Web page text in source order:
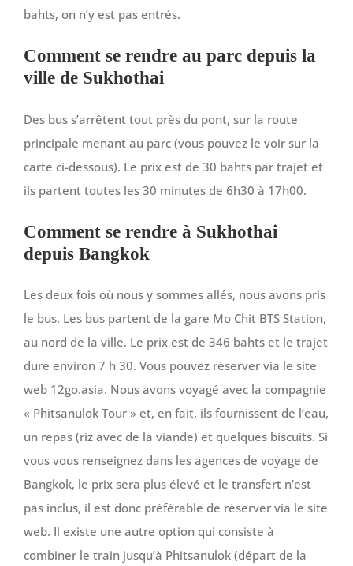
bahts, on n’y est pas entrés.
Comment se rendre au parc depuis la
ville de Sukhothai
Des bus s’arrêtent tout près du pont, sur la route
principale menant au parc (vous pouvez le voir sur la
carte ci-dessous). Le prix est de 30 bahts par trajet et
ils partent toutes les 30 minutes de 6h30 à 17h00.
Comment se rendre à Sukhothai
depuis Bangkok
Les deux fois où nous y sommes allés, nous avons pris
le bus. Les bus partent de la gare Mo Chit BTS Station,
au nord de la ville. Le prix est de 346 bahts et le trajet
dure environ 7 h 30. Vous pouvez réserver via le site
web 12go.asia. Nous avons voyagé avec la compagnie
« Phitsanulok Tour » et, en fait, ils fournissent de l’eau,
un repas (riz avec de la viande) et quelques biscuits. Si
vous vous renseignez dans les agences de voyage de
Bangkok, le prix sera plus élevé et le transfert n’est
pas inclus, il est donc préférable de réserver via le site
web. Il existe une autre option qui consiste à
combiner le train jusqu’à Phitsanulok (départ de la